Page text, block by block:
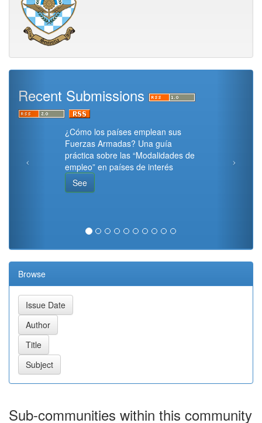
Recent Submissions
¿Cómo los países emplean sus
Fuerzas Armadas? Una guía
práctica sobre las “Modalidades de
empleo” en países de interés
See
Browse
Sub-communities within this community